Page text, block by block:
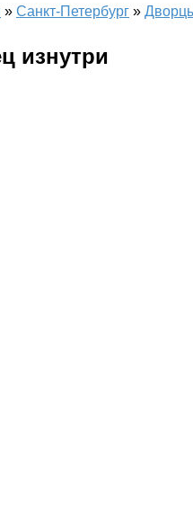
» Санкт-Петербург »
изнутри